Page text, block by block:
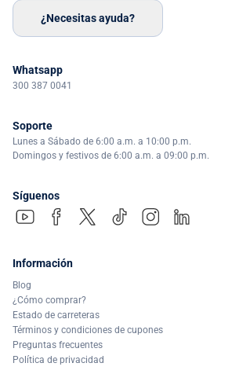
¿Necesitas ayuda?
Whatsapp
300 387 0041
Soporte
Lunes a Sábado de 6:00 a.m. a 10:00 p.m.
Domingos y festivos de 6:00 a.m. a 09:00 p.m.
Síguenos
Información
Blog
¿Cómo comprar?
Estado de carreteras
Términos y condiciones de cupones
Preguntas frecuentes
Política de privacidad